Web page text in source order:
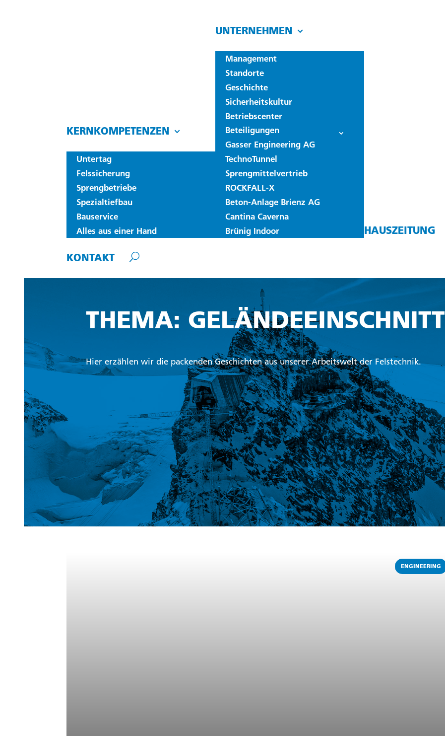
KERNKOMPETENZEN
Untertag
Felssicherung
Sprengbetriebe
Spezialtiefbau
Bauservice
Alles aus einer Hand
UNTERNEHMEN
Management
Standorte
Geschichte
Sicherheitskultur
Betriebscenter
Beteiligungen
Gasser Engineering AG
TechnoTunnel
Sprengmittelvertrieb
ROCKFALL-X
Beton-Anlage Brienz AG
Cantina Caverna
Brünig Indoor
HAUSZEITUNG
KONTAKT
THEMA: GELÄNDEEINSCHNITT
Hier erzählen wir die packenden Geschichten aus unserer Arbeitswelt der Felstechnik.
ENGINEERING